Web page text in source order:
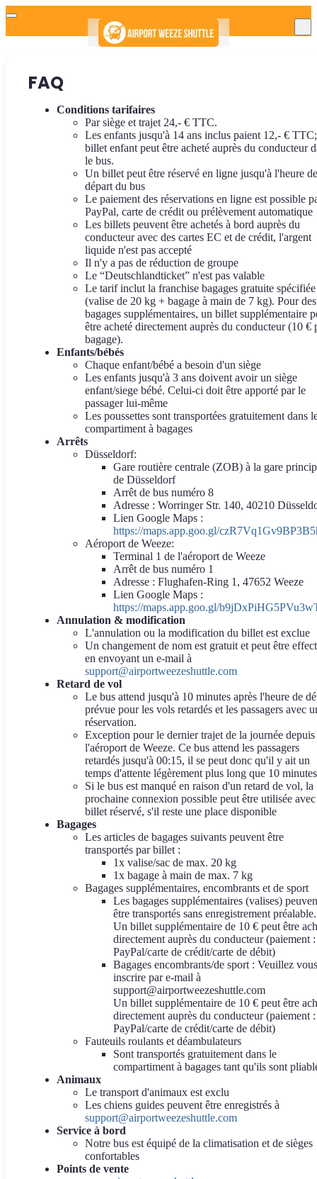
FAQ
Conditions tarifaires
Par siège et trajet 24,- € TTC.
Les enfants jusqu'à 14 ans inclus paient 12,- €
billet enfant peut être acheté auprès du conducteur
le bus.
Un billet peut être réservé en ligne jusqu'à l'heure de
départ du bus
Le paiement des réservations en ligne est possible
PayPal, carte de crédit ou prélèvement automatique
Les billets peuvent être achetés à bord auprès du
conducteur avec des cartes EC et de crédit, l'argent
liquide n'est pas accepté
Il n'y a pas de réduction de groupe
Le “Deutschlandticket” n'est pas valable
Le tarif inclut la franchise bagages gratuite spécifiée
(valise de 20 kg + bagage à main de 7 kg). Pour des
bagages supplémentaires, un billet supplémentaire
être acheté directement auprès du conducteur (10 €
bagage).
Enfants/bébés
Chaque enfant/bébé a besoin d'un siège
Les enfants jusqu'à 3 ans doivent avoir un siège
enfant/siege bébé. Celui-ci doit être apporté par le
passager lui-même
Les poussettes sont transportées gratuitement dans
compartiment à bagages
Arrêts
Düsseldorf:
Gare routière centrale (ZOB) à la gare
de Düsseldorf
Arrêt de bus numéro 8
Adresse : Worringer Str. 140, 40210
Lien Google Maps :
https://maps.app.goo.gl/
Aéroport de Weeze:
Terminal 1 de l'aéroport de Weeze
Arrêt de bus numéro 1
Adresse : Flughafen-Ring 1, 47652 Weeze
Lien Google Maps :
https://maps.app.goo.gl/
Annulation & modification
L'annulation ou la modification du billet est exclue
Un changement de nom est gratuit et peut être
en envoyant un e-mail à
support@airportweezeshuttle.com
Retard de vol
Le bus attend jusqu'à 10 minutes après l'heure de
prévue pour les vols retardés et les passagers avec
réservation.
Exception pour le dernier trajet de la journée depuis
l'aéroport de Weeze. Ce bus attend les passagers
retardés jusqu'à 00:15, il se peut donc qu'il y ait un
temps d'attente légèrement plus long que 10
Si le bus est manqué en raison d'un retard de vol, la
prochaine connexion possible peut être utilisée
billet réservé, s'il reste une place disponible
Bagages
Les articles de bagages suivants peuvent être
transportés par billet :
1x valise/sac de max. 20 kg
1x bagage à main de max. 7 kg
Bagages supplémentaires, encombrants et de sport
Les bagages supplémentaires (valises)
être transportés sans enregistrement préalable.
Un billet supplémentaire de 10 € peut être
directement auprès du conducteur (paiement :
PayPal/carte de crédit/carte de débit)
Bagages encombrants/de sport : Veuillez vous
inscrire par e-mail à
support@airportweezeshuttle.com
Un billet supplémentaire de 10 € peut être
directement auprès du conducteur (paiement :
PayPal/carte de crédit/carte de débit)
Fauteuils roulants et déambulateurs
Sont transportés gratuitement dans le
compartiment à bagages tant qu'ils sont
Animaux
Le transport d'animaux est exclu
Les chiens guides peuvent être enregistrés à
support@airportweezeshuttle.com
Service à bord
Notre bus est équipé de la climatisation et de sièges
confortables
Points de vente